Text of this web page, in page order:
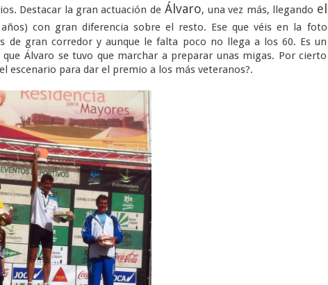
Destacar la gran actuación deÁlvaro, una vez más, llegando el
con gran diferencia sobre el resto. Ese que véis en la foto
gran corredor y aunque le falta poco no llega a los 60. Es un
Álvaro se tuvo que marchar a preparar unas migas. Por cierto
escenario para dar el premio a los más veteranos?.